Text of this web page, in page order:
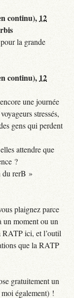
continu), 12
la grande
continu), 12
une journée
stressés,
gens qui perdent
attendre que
?
du rerB »
plaignez parce
un moment ou un
RATP ici, et l’outil
que la RATP
gratuitement un
également) !